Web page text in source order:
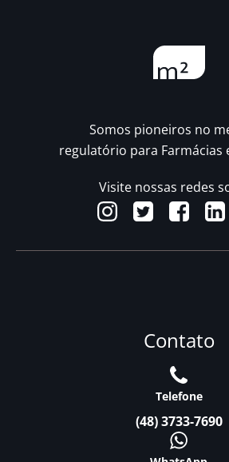
Somos pioneiros no
regulatório para Farmácias
Visite nossas redes
Contato
Telefone
(48) 3733-7690